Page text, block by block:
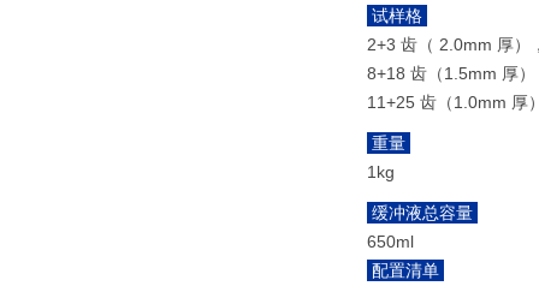
试样格
2+3 齿（ 2.0mm 厚）
8+18 齿（1.5mm 厚）
11+25 齿（1.0mm 厚
重量
1kg
缓冲液总容量
650ml
配置清单